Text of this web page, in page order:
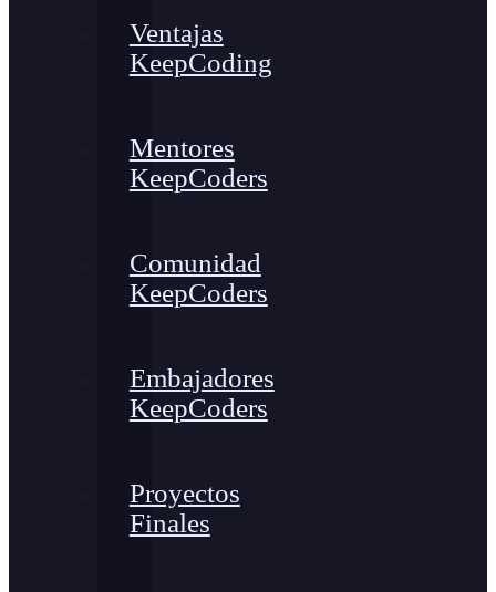
Ventajas
KeepCoding
Mentores
KeepCoders
Comunidad
KeepCoders
Embajadores
KeepCoders
Proyectos
Finales